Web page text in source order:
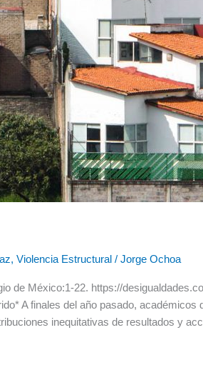
, Violencia Estructural / Jorge Ochoa
de México:1-22. https://
A finales del año pasado,
inequitativas de resultados y